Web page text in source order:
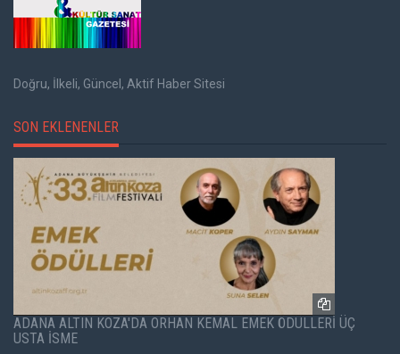
Doğru, İlkeli, Güncel, Aktif Haber Sitesi
SON EKLENENLER
ADANA ALTIN KOZA'DA ORHAN KEMAL EMEK ÖDÜLLERİ ÜÇ
USTA İSME